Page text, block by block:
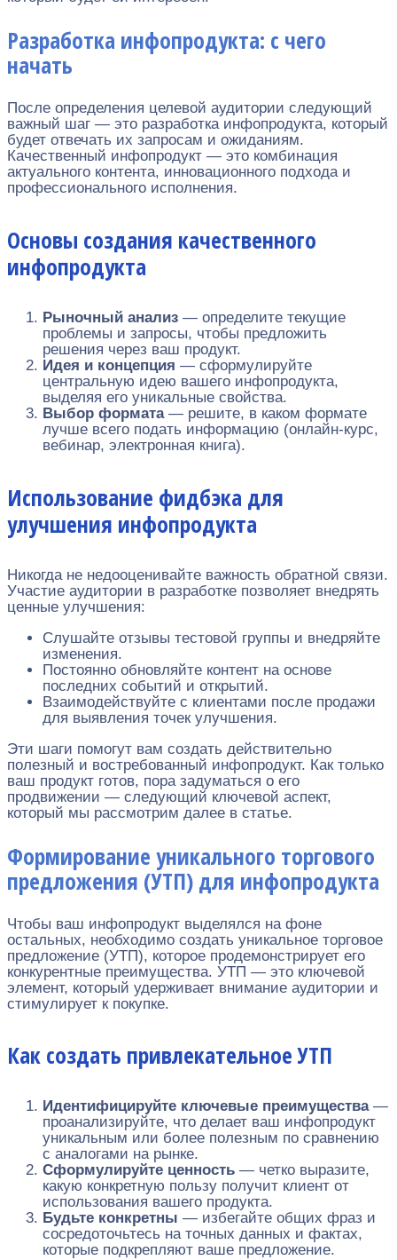
Разработка инфопродукта: с чего
начать
После определения целевой аудитории следующий
важный шаг — это разработка инфопродукта, который
будет отвечать их запросам и ожиданиям.
Качественный инфопродукт — это комбинация
актуального контента, инновационного подхода и
профессионального исполнения.
Основы создания качественного
инфопродукта
Рыночный анализ — определите текущие
проблемы и запросы, чтобы предложить
решения через ваш продукт.
Идея и концепция — сформулируйте
центральную идею вашего инфопродукта,
выделяя его уникальные свойства.
Выбор формата— решите, в каком формате
лучше всего подать информацию (онлайн-курс,
вебинар, электронная книга).
Использование фидбэка для
улучшения инфопродукта
Никогда не недооценивайте важность обратной связи.
Участие аудитории в разработке позволяет внедрять
ценные улучшения:
Слушайте отзывы тестовой группы и внедряйте
изменения.
Постоянно обновляйте контент на основе
последних событий и открытий.
Взаимодействуйте с клиентами после продажи
для выявления точек улучшения.
Эти шаги помогут вам создать действительно
полезный и востребованный инфопродукт. Как только
ваш продукт готов, пора задуматься о его
продвижении — следующий ключевой аспект,
который мы рассмотрим далее в статье.
Формирование уникального торгового
предложения (УТП) для инфопродукта
Чтобы ваш инфопродукт выделялся на фоне
остальных, необходимо создать уникальное торговое
предложение (УТП), которое продемонстрирует его
конкурентные преимущества. УТП — это ключевой
элемент, который удерживает внимание аудитории и
стимулирует к покупке.
Как создать привлекательное УТП
Идентифицируйте ключевые преимущества—
проанализируйте, что делает ваш инфопродукт
уникальным или более полезным по сравнению
с аналогами на рынке.
Сформулируйте ценность — четко выразите,
какую конкретную пользу получит клиент от
использования вашего продукта.
Будьте конкретны — избегайте общих фраз и
сосредоточьтесь на точных данных и фактах,
которые подкрепляют ваше предложение.